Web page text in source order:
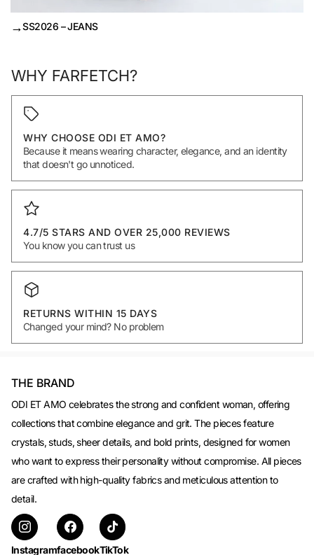
→SS2026 – JEANS
WHY FARFETCH?
WHY CHOOSE ODI ET AMO?
Because it means wearing character, elegance, and an identity
that doesn't go unnoticed.
4.7/5 STARS AND OVER 25,000 REVIEWS
You know you can trust us
RETURNS WITHIN 15 DAYS
Changed your mind? No problem
THE BRAND
ODI ET AMO celebrates the strong and confident woman, offering
collections that combine elegance and grit. The pieces feature
crystals, studs, sheer details, and bold prints, designed for women
who want to express their personality without compromise. All pieces
are crafted with high-quality fabrics and meticulous attention to
detail.
InstagramfacebookTikTok